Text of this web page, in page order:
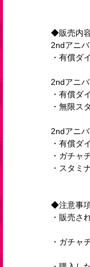
◆販売内
2ndアニ
・有償ダ
2ndアニ
・有償ダ
・無限ス
2ndアニ
・有償ダ
・ガチャ
・スタミ
◆注意事
・販売さ
・ガチャ